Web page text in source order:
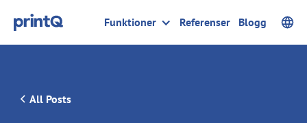
Funktioner Referenser Blogg
All Posts